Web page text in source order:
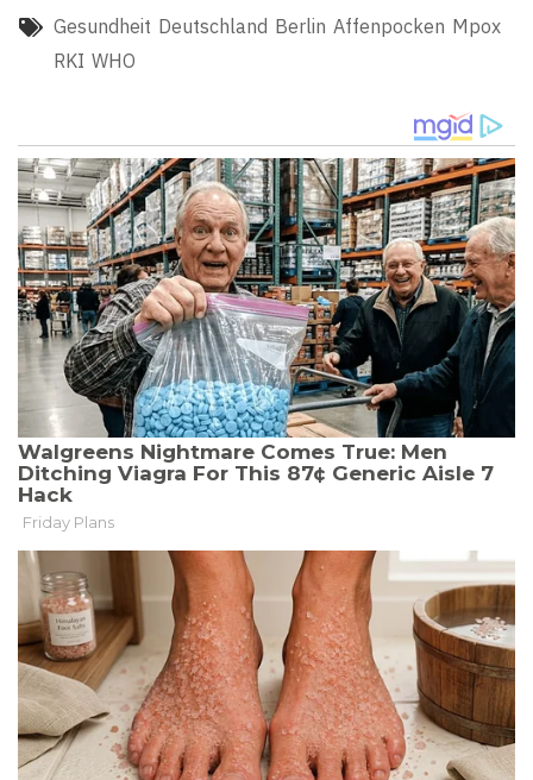
Gesundheit Deutschland Berlin Affenpocken Mpox
RKI WHO